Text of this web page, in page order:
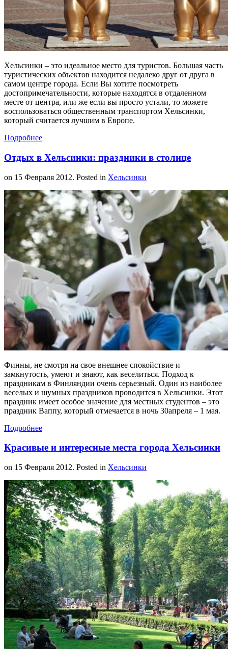
Хельсинки – это идеальное место для туристов. Большая часть
туристических объектов находится недалеко друг от друга в
самом центре города. Если Вы хотите посмотреть
достопримечательности, которые находятся в отдаленном
месте от центра, или же если вы просто устали, то можете
воспользоваться общественным транспортом Хельсинки,
который считается лучшим в Европе.
Подробнее
Отдых в Хельсинки: праздники в столице
on 15 Февраля 2012. Posted in Хельсинки
Финны, не смотря на свое внешнее спокойствие и
замкнутость, умеют и знают, как веселиться. Подход к
праздникам в Финляндии очень серьезный. Один из наиболее
веселых и шумных праздников проводится в Хельсинки. Этот
праздник имеет особое значение для местных студентов – это
праздник Ваппу, который отмечается в ночь 30апреля – 1 мая.
Подробнее
Красивые и интересные места города Хельсинки
on 15 Февраля 2012. Posted in Хельсинки